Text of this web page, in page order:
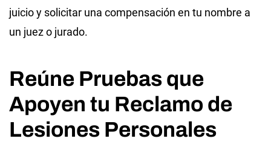
juicio y solicitar una compensación en tu nombre a
un juez o jurado.
Reúne Pruebas que
Apoyen tu Reclamo de
Lesiones Personales